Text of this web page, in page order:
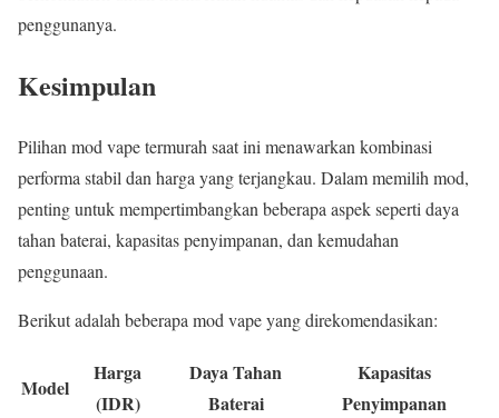
penggunanya.
Kesimpulan
Pilihan mod vape termurah saat ini menawarkan kombinasi
performa stabil dan harga yang terjangkau. Dalam memilih mod,
penting untuk mempertimbangkan beberapa aspek seperti daya
tahan baterai, kapasitas penyimpanan, dan kemudahan
penggunaan.
Berikut adalah beberapa mod vape yang direkomendasikan:
Model
Harga
(IDR)
Daya Tahan
Baterai
Kapasitas
Penyimpanan